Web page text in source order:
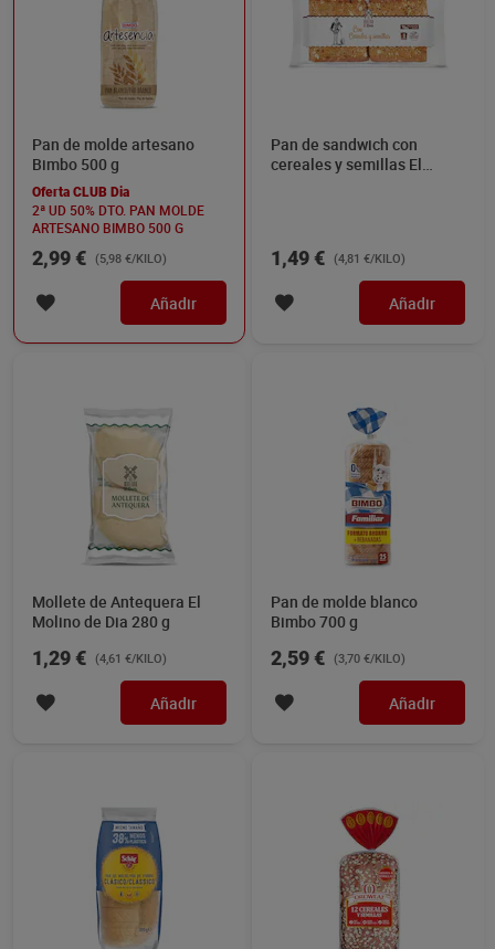
Pan de molde artesano
Bimbo 500 g
Oferta CLUB Dia
2ª UD 50% DTO. PAN MOLDE
ARTESANO BIMBO 500 G
2,99 € (5,98 €/KILO)
Añadir
Pan de sandwich con
cereales y semillas El
1,49 € (4,81 €/KILO)
Añadir
Mollete de Antequera El
Molino de Dia 280 g
1,29 € (4,61 €/KILO)
Añadir
Pan de molde blanco
Bimbo 700 g
2,59 € (3,70 €/KILO)
Añadir